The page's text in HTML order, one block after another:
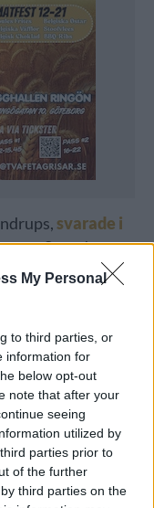
My Personal
to third parties, or
information for
below opt-out
note that after your
seeing
utilized by
parties prior to
of the further
third parties on the
svarade i
att Spendrups
att bli
Norrlands
att
att det är en
som är
Norstat, är
köper öl på